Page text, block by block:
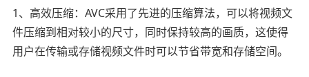
1、高效压缩：AVC采用了先进的压缩算法，可以将视频文
件压缩到相对较小的尺寸，同时保持较高的画质，这使得
用户在传输或存储视频文件时可以节省带宽和存储空间。